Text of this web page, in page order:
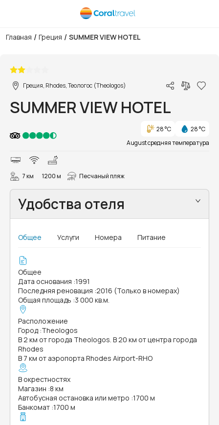
Главная / Греция / SUMMER VIEW HOTEL
Греция, Rhodes, Теологос (Theologos)
SUMMER VIEW HOTEL
28 °C
28 °C
August средняя температура
7 км 1200 м Песчаный пляж
Удобства отеля
Общее Услуги Номера Питание
Общее
Дата основания :1991
Последняя реновация :2016 (Только в номерах)
Общая площадь :3 000 кв.м.
Расположение
Город :Theologos
В 2 км от города Theologos. В 20 км от центра города
Rhodes
В 7 км от аэропорта Rhodes Airport-RHO
В окрестностях
Магазин :8 км
Автобусная остановка или метро :1700 м
Банкомат :1700 м